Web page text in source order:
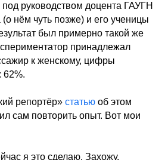
под руководством доцента ГАУГН
нём чуть позже) и его ученицы
был примерно такой же
принадлежал
к женскому, цифры
62%.
репортёр» статью об этом
сам повторить опыт. Вот мои
я это сделаю. Захожу.